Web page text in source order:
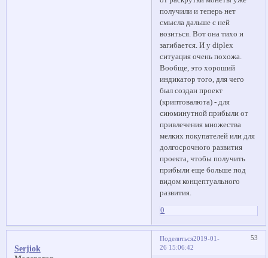
получили и теперь нет
смысла дальше с ней
возиться. Вот она тихо и
загибается. И у diplex
ситуация очень похожа.
Вообще, это хороший
индикатор того, для чего
был создан проект
(криптовалюта) - для
сиюминутной прибыли от
привлечения множества
мелких покупателей или для
долгосрочного развития
проекта, чтобы получить
прибыли еще больше под
видом концептуального
развития.
0
Поделиться 53
2019-01-
26 15:06:42
Serjiok